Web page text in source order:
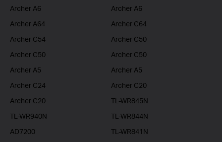
Archer A6
Archer A6
Archer A64
Archer C64
Archer C54
Archer C50
Archer C50
Archer C50
Archer A5
Archer A5
Archer C24
Archer C20
Archer C20
TL-WR845N
TL-WR940N
TL-WR844N
AD7200
TL-WR841N